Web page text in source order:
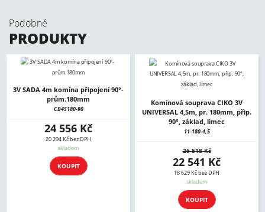
Podobné
PRODUKTY
3V SADA 4m komína připojení 90°-
prům.180mm
CB4S180-90
24 556 Kč
20 294 Kč bez DPH
skladem
KOUPIT
Komínová souprava CIKO 3V
UNIVERSAL 4,5m, pr. 180mm, přip.
90°, základ, límec
11-180-4,5
26 518 Kč
22 541 Kč
18 629 Kč bez DPH
skladem
KOUPIT